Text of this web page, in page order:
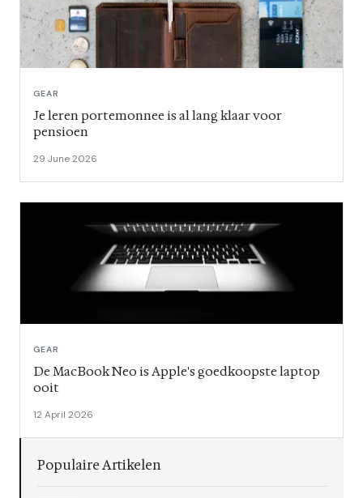
GEAR
Je leren portemonnee is al lang klaar voor
pensioen
29 June 2026
GEAR
De MacBook Neo is Apple's goedkoopste laptop
ooit
12 April 2026
Populaire Artikelen